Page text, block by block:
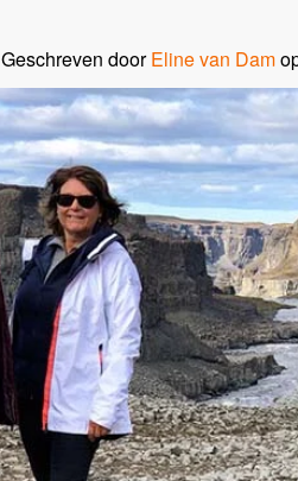
Geschreven door Eline van Dam